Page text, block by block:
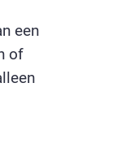
een
of